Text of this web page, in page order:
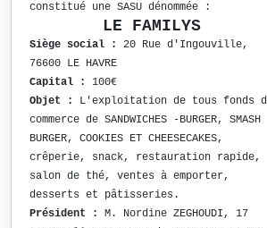
constitué une SASU dénommée :
LE FAMILYS
Siège social :
20 Rue d'Ingouville,
76600 LE HAVRE
Capital :
100€
Objet :
L'exploitation de tous fonds
commerce de SANDWICHES -BURGER, SMASH
BURGER, COOKIES ET CHEESECAKES,
crêperie, snack, restauration rapide,
salon de thé, ventes à emporter,
desserts et pâtisseries.
Président :
M. Nordine ZEGHOUDI, 17